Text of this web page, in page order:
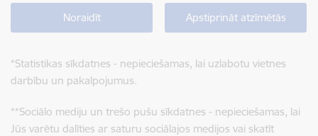
Noraidīt Apstiprināt atzīmētās
*Statistikas sīkdatnes - nepieciešamas, lai uzlabotu vietnes
darbību un pakalpojumus.
**Sociālo mediju un trešo pušu sīkdatnes - nepieciešamas, lai
Jūs varētu dalīties ar saturu sociālajos medijos vai skatīt